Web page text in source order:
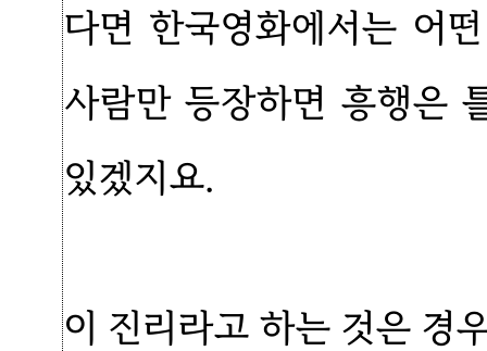
다면 한국영화에서는 어
사람만 등장하면 흥행은
있겠지요.
이 진리라고 하는 것은 경